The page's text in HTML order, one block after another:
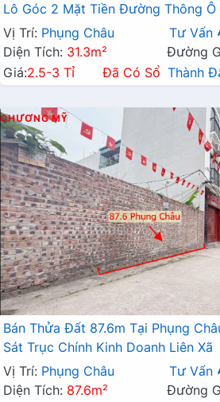
Lô Góc 2 Mặt Tiền Đường Thông Ô
Đại Học TDTT
Vị Trí: Phụng Châu Tư Vấn
Diện Tích: 31.3m²
Đường
Giá:2.5-3 Tỉ Đã Có Sổ Thành
CHƯƠNG MỸ
Bán Thửa Đất 87.6m Tại Phụng
Sát Trục Chính Kinh Doanh Liên Xã
Vị Trí: Phụng Châu Tư Vấn
Diện Tích: 87.6m²
Đường